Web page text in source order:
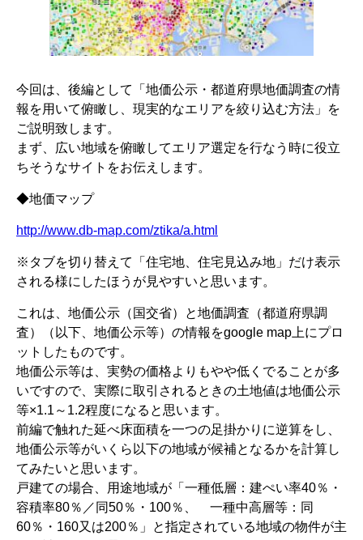
今回は、後編として「地価公示・都道府県地価調査の情
報を用いて俯瞰し、現実的なエリアを絞り込む方法」を
ご説明致します。
まず、広い地域を俯瞰してエリア選定を行なう時に役立
ちそうなサイトをお伝えします。
◆地価マップ
http://www.db-map.com/ztika/a.html
※タブを切り替えて「住宅地、住宅見込み地」だけ表示
される様にしたほうが見やすいと思います。
これは、地価公示（国交省）と地価調査（都道府県調
査）（以下、地価公示等）の情報をgoogle map上にプロ
ットしたものです。
地価公示等は、実勢の価格よりもやや低くでることが多
いですので、実際に取引されるときの土地値は地価公示
等×1.1～1.2程度になると思います。
前編で触れた延べ床面積を一つの足掛かりに逆算をし、
地価公示等がいくら以下の地域が候補となるかを計算し
てみたいと思います。
戸建ての場合、用途地域が「一種低層：建ぺい率40％・
容積率80％／同50％・100％、 一種中高層等：同
60％・160又は200％」と指定されている地域の物件が主